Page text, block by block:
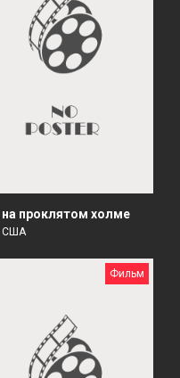
проклятом холме
США
Фильм